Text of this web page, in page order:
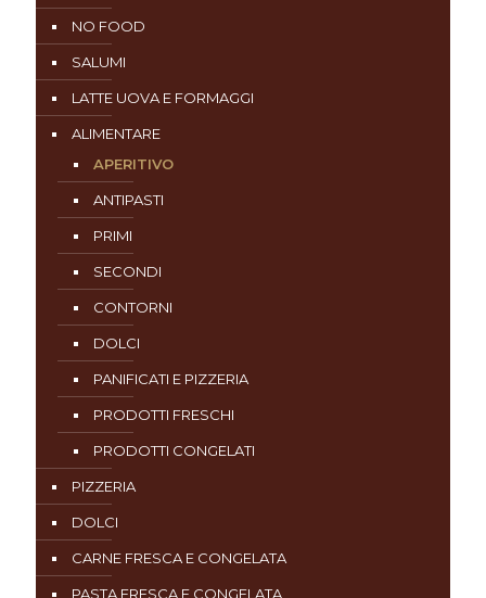
NO FOOD
SALUMI
LATTE UOVA E FORMAGGI
ALIMENTARE
APERITIVO
ANTIPASTI
PRIMI
SECONDI
CONTORNI
DOLCI
PANIFICATI E PIZZERIA
PRODOTTI FRESCHI
PRODOTTI CONGELATI
PIZZERIA
DOLCI
CARNE FRESCA E CONGELATA
PASTA FRESCA E CONGELATA